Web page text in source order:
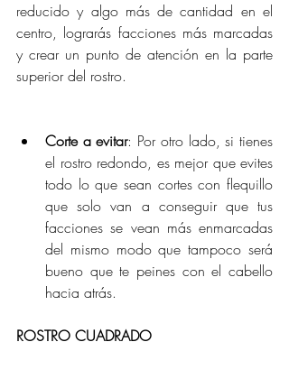
reducido y algo más de cantidad en el
centro, lograrás facciones más marcadas
y crear un punto de atención en la parte
superior del rostro.
Corte a evitar: Por otro lado, si tienes
el rostro redondo, es mejor que evites
todo lo que sean cortes con flequillo
que solo van a conseguir que tus
facciones se vean más enmarcadas
del mismo modo que tampoco será
bueno que te peines con el cabello
hacia atrás.
ROSTRO CUADRADO